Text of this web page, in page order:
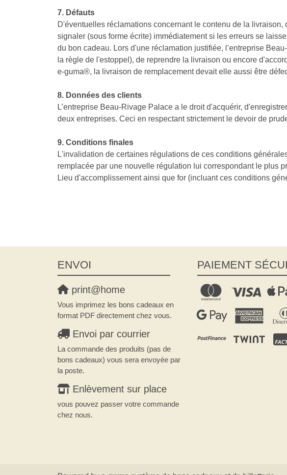
7. Défauts
D'éventuelles réclamations concernant le contenu de la
signaler (sous forme écrite) immédiatement si les erreurs se
du bon cadeau. Lors d'une réclamation justifiée, l’entreprise
la règle de l'estoppel), de reprendre la livraison ou encore
e-guma®, la livraison de remplacement devait elle aussi être
8. Données des clients
L’entreprise Beau-Rivage Palace a le droit d'acquérir,
deux entreprises. Ceci en respectant strictement le devoir de
9. Conditions finales
L'invalidation de certaines régulations de ces conditions
remplacée par une nouvelle régulation lui correspondant le plus
Lieu d'accomplissement ainsi que for (incluant ces conditions
ENVOI
print@home
Vous imprimez les bons cadeaux en
format PDF directement chez vous.
Envoi par courrier
La commande des produits (pas de
bons cadeaux) vous sera envoyée par
la poste.
Enlèvement sur place
vous pouvez passer votre commande
chez nous.
PAIEMENT